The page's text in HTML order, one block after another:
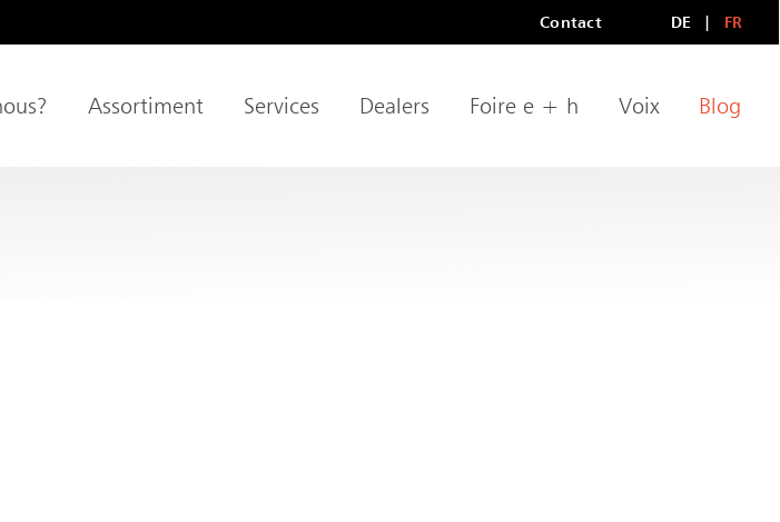
Méta-navigation
Contact DE FR
Assortiment Services Dealers Foire e + h Voix Blog